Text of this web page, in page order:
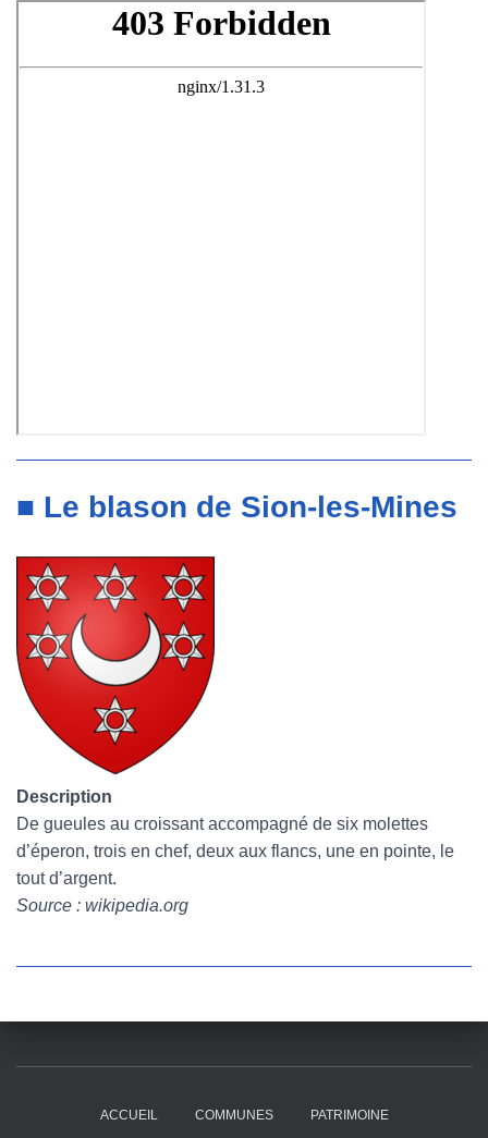
■ Le blason de Sion-les-Mines
Description
De gueules au croissant accompagné de six molettes
d’éperon, trois en chef, deux aux flancs, une en pointe, le
tout d’argent.
Source : wikipedia.org
ACCUEIL COMMUNES PATRIMOINE